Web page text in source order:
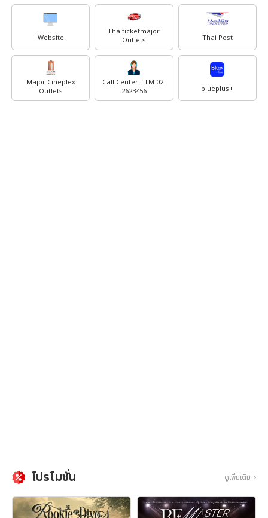
Website
Thaiticketmajor
Outlets
Thai Post
Major Cineplex
Outlets
Call Center TTM 02-
2623456
blueplus+
โปรโมชั่น ดูเพิ่มเติม